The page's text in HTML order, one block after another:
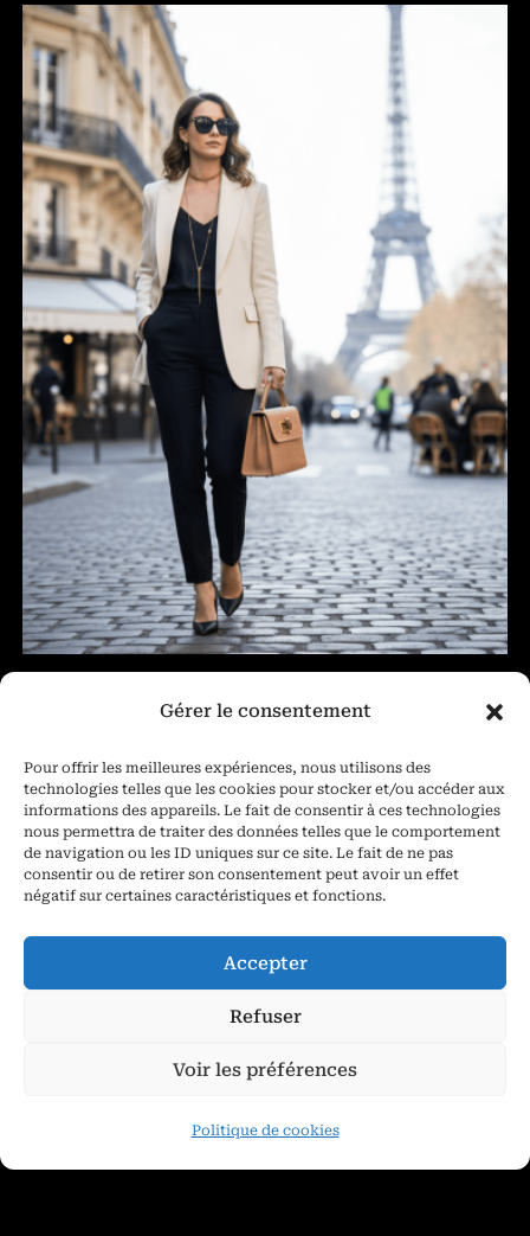
Gérer le consentement
Pour offrir les meilleures expériences, nous utilisons des
technologies telles que les cookies pour stocker et/ou accéder aux
informations des appareils. Le fait de consentir à ces technologies
nous permettra de traiter des données telles que le comportement
de navigation ou les ID uniques sur ce site. Le fait de ne pas
consentir ou de retirer son consentement peut avoir un effet
négatif sur certaines caractéristiques et fonctions.
Accepter
Refuser
Voir les préférences
Politique de cookies
Ajouter au panier